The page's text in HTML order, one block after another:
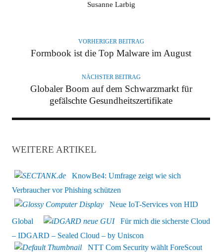
Susanne Larbig
VORHERIGER BEITRAG
Formbook ist die Top Malware im August
NÄCHSTER BEITRAG
Globaler Boom auf dem Schwarzmarkt für
gefälschte Gesundheitszertifikate
WEITERE ARTIKEL
KnowBe4: Umfrage zeigt wie sich
Verbraucher vor Phishing schützen
Neue IoT-Services von HID
Global
Für mich die sicherste Cloud
– IDGARD – Sealed Cloud – by Uniscon
NTT Com Security wählt ForeScout